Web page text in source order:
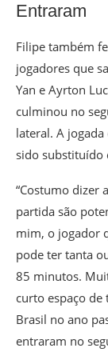
Entraram
Filipe também
jogadores que
Yan e Ayrton
culminou no
lateral. A
sido substituído
“Costumo dizer
partida são
mim, o jogador
pode ter tanta
85 minutos.
curto espaço de
Brasil no ano
entraram no